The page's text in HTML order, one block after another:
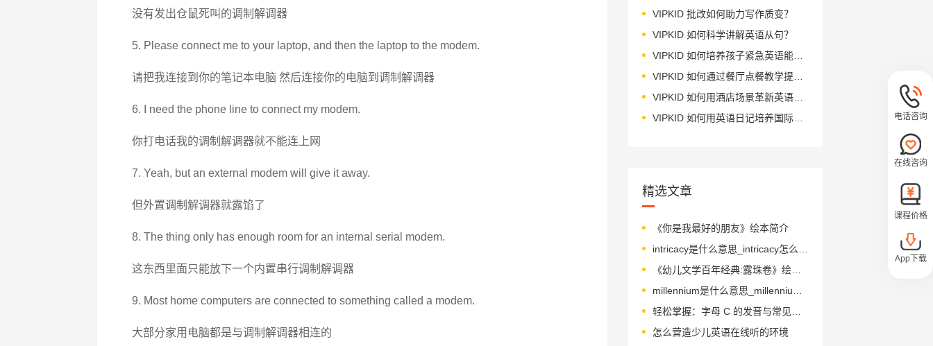
没有发出仓鼠死叫的调制解调器
5. Please connect me to your laptop, and then the laptop to the modem.
请把我连接到你的笔记本电脑 然后连接你的电脑到调制解调器
6. I need the phone line to connect my modem.
你打电话我的调制解调器就不能连上网
7. Yeah, but an external modem will give it away.
但外置调制解调器就露馅了
8. The thing only has enough room for an internal serial modem.
这东西里面只能放下一个内置串行调制解调器
9. Most home computers are connected to something called a modem.
大部分家用电脑都是与调制解调器相连的
VIPKID 批改如何助力写作质变？
VIPKID 如何科学讲解英语从句？
VIPKID 如何培养孩子紧急英语能力？
VIPKID 如何通过餐厅点餐教学提升少儿英语应用能力？
VIPKID 如何用酒店场景革新英语教学？
VIPKID 如何用英语日记培养国际化人才？
精选文章
《你是我最好的朋友》绘本简介
《幼儿文学百年经典:露珠卷》绘本简介
怎么营造少儿英语在线听的环境
电话咨询
在线咨询
课程价格
App下载